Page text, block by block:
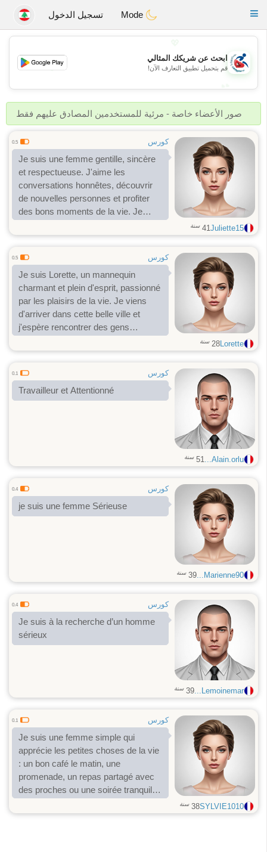
Handi Space
Toggle
تسجيل الدخول
💖
💕
ابحث عن شريكك المثالي
قم بتحميل تطبيق التعارف الآن!
صور الأعضاء خاصة - مرئية للمستخدمين المصادق عليهم فقط
كورس 0.5
Je suis une femme gentille, sincère
et respectueuse. J'aime les
conversations honnêtes, découvrir
de nouvelles personnes et profiter
des bons moments de la vie. Je
attentionné et fidèle avec qui
sur la confiance, le respect et la
complicité. Si tu souhaites faire
connaissance, n'hésite pas à
m'écrire.
Juliette15
41 سنة
كورس 0.5
Je suis Lorette, un mannequin
charmant et plein d'esprit, passionné
par les plaisirs de la vie. Je viens
d'arriver dans cette belle ville et
j'espère rencontrer des gens
qui sait vraiment ce qu'il veut, prêt à
coquines, Connectons-nous et
créons des moments inoubliables
Lorette
28 سنة
كورس 0.1
Travailleur et Attentionné
Alain.orlu...
51 سنة
كورس 0.4
je suis une femme Sérieuse
Marienne90...
39 سنة
كورس 0.4
Je suis à la recherche d’un homme
sérieux
Lemoinemar...
39 سنة
كورس 0.1
Je suis une femme simple qui
apprécie les petites choses de la vie
: un bon café le matin, une
promenade, un repas partagé avec
des proches ou une soirée tranquille.
l’humour et les personnes qui restent
SYLVIE1010
38 سنة